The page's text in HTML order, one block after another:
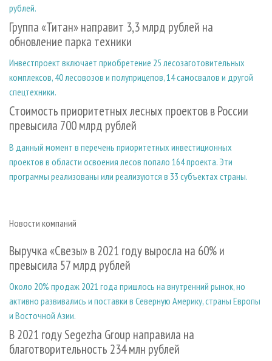
рублей.
Группа «Титан» направит 3,3 млрд рублей на
обновление парка техники
Инвестпроект включает приобретение 25 лесозаготовительных
комплексов, 40 лесовозов и полуприцепов, 14 самосвалов и другой
спецтехники.
Стоимость приоритетных лесных проектов в России
превысила 700 млрд рублей
В данный момент в перечень приоритетных инвестиционных
проектов в области освоения лесов попало 164 проекта. Эти
программы реализованы или реализуются в 33 субъектах страны.
Новости компаний
Выручка «Свезы» в 2021 году выросла на 60% и
превысила 57 млрд рублей
Около 20% продаж 2021 года пришлось на внутренний рынок, но
активно развивались и поставки в Северную Америку, страны Европы
и Восточной Азии.
В 2021 году Segezha Group направила на
благотворительность 234 млн рублей